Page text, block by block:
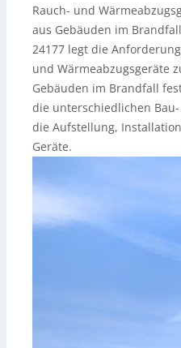
Rauch- und
aus Gebäuden im
24177 legt die
und Wärmeabzugsgeräte
Gebäuden im Brandfall
die unterschiedlichen
die Aufstellung,
Geräte.